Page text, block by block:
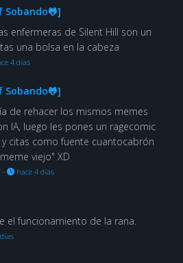
Sobando🐸]
enfermeras de Silent Hill son un
una bolsa en la cabeza
4 días
Sobando🐸]
de rehacer los mismos memes
IA, luego les pones un ragecomic
citas como fuente cuantocabrón
viejo" XD
· hace 4 días
el funcionamiento de la rana.